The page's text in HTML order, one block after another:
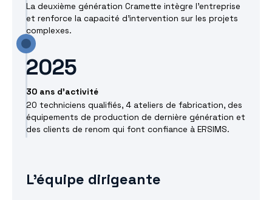
La deuxième génération Cramette intègre l'entreprise
et renforce la capacité d'intervention sur les projets
complexes.
2025
30 ans d'activité
20 techniciens qualifiés, 4 ateliers de fabrication, des
équipements de production de dernière génération et
des clients de renom qui font confiance à ERSIMS.
L'équipe dirigeante